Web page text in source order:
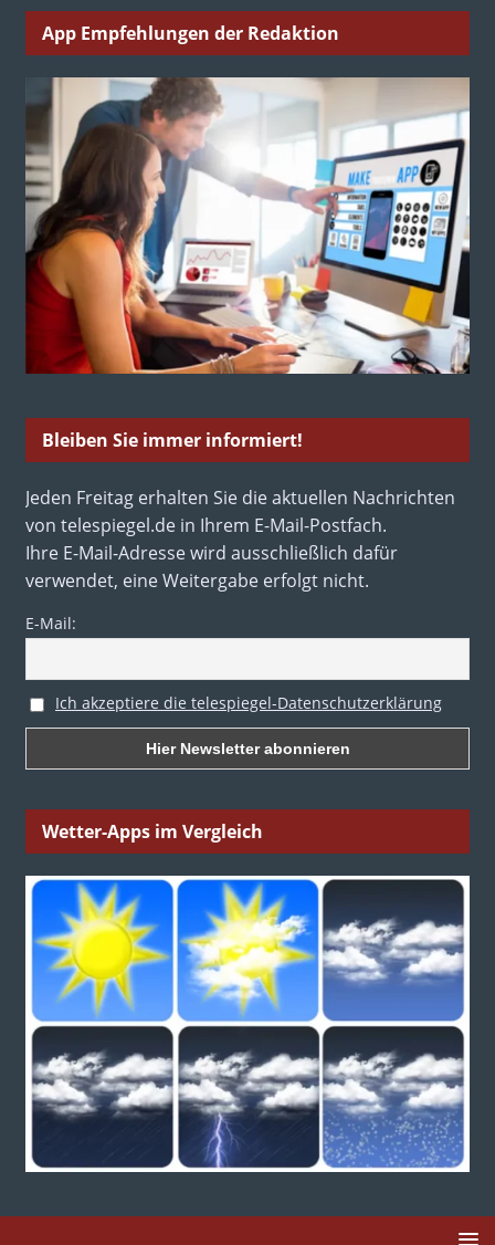
App Empfehlungen der Redaktion
Bleiben Sie immer informiert!
Jeden Freitag erhalten Sie die aktuellen Nachrichten
von telespiegel.de in Ihrem E-Mail-Postfach.
Ihre E-Mail-Adresse wird ausschließlich dafür
verwendet, eine Weitergabe erfolgt nicht.
E-Mail:
Ich akzeptiere die telespiegel-Datenschutzerklärung
Wetter-Apps im Vergleich